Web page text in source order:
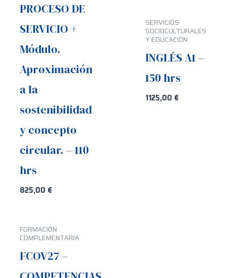
PROCESO DE
SERVICIO +
Módulo.
Aproximación
a la
sostenibilidad
y concepto
circular. – 110
hrs
825,00 €
SERVICIOS
SOCIOCULTURALES
Y EDUCACIÓN
INGLÉS A1 –
150 hrs
1125,00 €
FORMACIÓN
COMPLEMENTARIA
FCOV27 –